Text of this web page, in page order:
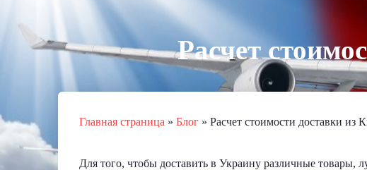
Расчет
Главная страница » Блог » Расчет стоимости доставки из
Для того, чтобы доставить в Украину различные товары,